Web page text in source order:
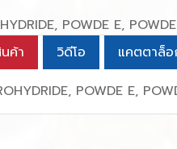
POWDE E,
ค้า
วิดีโอ
แคตตาล็
POWDE E,